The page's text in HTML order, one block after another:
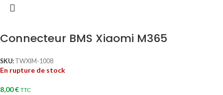
Connecteur BMS Xiaomi M365
SKU: TWXIM-1008
En rupture de stock
8,00€ TTC